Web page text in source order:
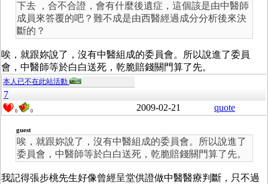
下去 ，合不合證，會有什麼後遺症，這個該是由中醫師
成員來答覆的吧？難不成是由西醫經過成分分析後來決
斷的？
唉，就跟妳說了，沒有中醫組成的委員會。所以說進了委員
會，中醫師等於白白送死，乾脆賠錢關門算了先。
本人已不在此站活動
7
0 0 2009-02-21 quote
guest
唉，就跟妳說了，沒有中醫組成的委員會。所以說進了
委員會，中醫師等於白白送死，乾脆賠錢關門算了先。
我記得張步桃先生好像曾經呈堂供證做中醫醫療判斷，只不過